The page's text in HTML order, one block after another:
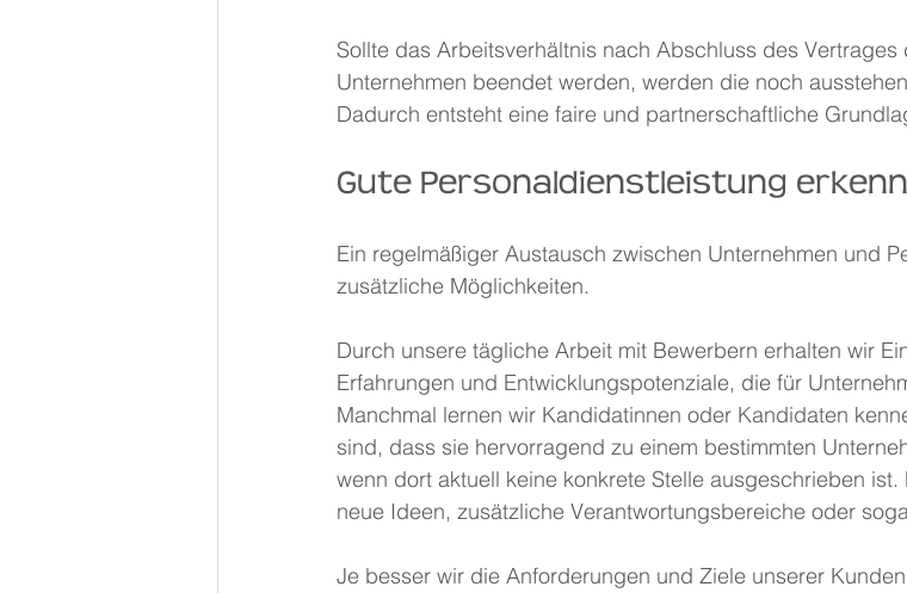
Sollte das Arbeitsverhältnis nach Abschluss des
Unternehmen beendet werden, werden die noch
Dadurch entsteht eine faire und partnerschaftliche
Gute Personaldienstleistung
Ein regelmäßiger Austausch zwischen Unternehmen und
zusätzliche Möglichkeiten.
Durch unsere tägliche Arbeit mit Bewerbern erhalten wir
Erfahrungen und Entwicklungspotenziale, die für
Manchmal lernen wir Kandidatinnen oder Kandidaten
sind, dass sie hervorragend zu einem bestimmten
wenn dort aktuell keine konkrete Stelle ausgeschrieben
neue Ideen, zusätzliche Verantwortungsbereiche oder
Je besser wir die Anforderungen und Ziele unserer